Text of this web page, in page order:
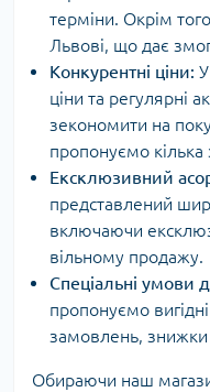
терміни. Окрім
Львові, що дає
Конкурентні ціни:
ціни та регулярні
зекономити на
пропонуємо кілька
Ексклюзивний
представлений
включаючи
вільному продажу.
Спеціальні умови
пропонуємо
замовлень, знижки
Обираючи наш